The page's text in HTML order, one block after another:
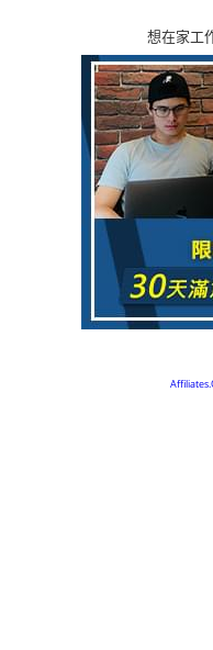
想在家工